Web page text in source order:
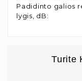
Padidinto galios
lygis, dB:
Turite